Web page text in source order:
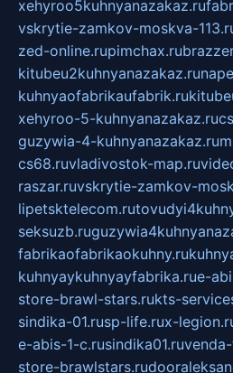
xehyroo5kuhnyanazakaz.ru
vskrytie-zamkov-moskva-
zed-online.rupimchax.ru
kitubeu2kuhnyanazakaz.ru
kuhnyaofabrikaufabrik.ru
xehyroo-5-kuhnyanazakaz.ru
guzywia-4-kuhnyanazakaz.ru
cs68.ruvladivostok-map.ru
raszar.ruvskrytie-zamkov-
lipetsktelecom.ru
seksuzb.ru
fabrikaofabrikaokuhny.ru
kuhnyaykuhnyayfabrika.rue-
store-brawl-stars.rukts-
sindika-01.rusp-life.rux-
e-abis-1-c.rusindika01.ru
store-brawlstars.ru